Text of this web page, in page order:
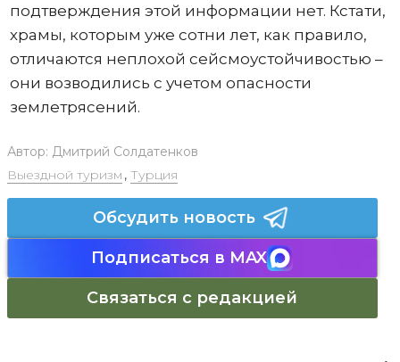
подтверждения этой информации нет. Кстати,
храмы, которым уже сотни лет, как правило,
отличаются неплохой сейсмоустойчивостью –
они возводились с учетом опасности
землетрясений.
Автор: Дмитрий Солдатенков
Выездной туризм , Турция
Обсудить новость
Подписаться в MAX
Связаться с редакцией